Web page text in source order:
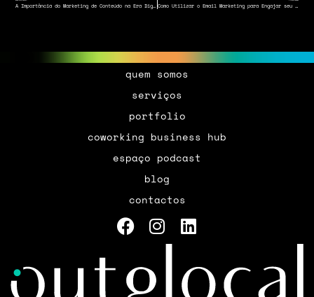
A Importância do Marketing de Conteúdo na Era Digital Como Utilizar o Email Marketing para Engajar seu Público
quem somos
serviços
portfolio
coworking business hub
espaço podcast
blog
contactos